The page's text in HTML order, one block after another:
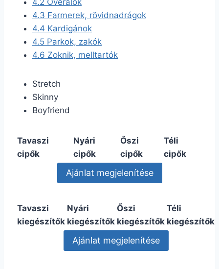
4.2 Overálok
4.3 Farmerek, rövidnadrágok
4.4 Kardigánok
4.5 Parkok, zakók
4.6 Zoknik, melltartók
Stretch
Skinny
Boyfriend
Tavaszi
cipők
Nyári
cipők
Őszi
cipők
Téli
cipők
Tavaszi
kiegészítők
Nyári
kiegészítők
Őszi
kiegészítők
Téli
kiegészítők